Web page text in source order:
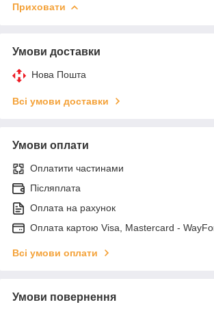
Приховати
Умови доставки
Нова Пошта
Всі умови доставки
Умови оплати
Оплатити частинами
Післяплата
Оплата на рахунок
Оплата картою Visa, Mastercard -
Всі умови оплати
Умови повернення